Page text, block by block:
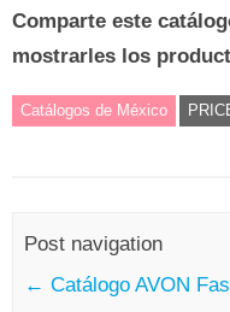
Comparte este
mostrarles los
Catálogos de México
Post navigation
← Catálogo AVON